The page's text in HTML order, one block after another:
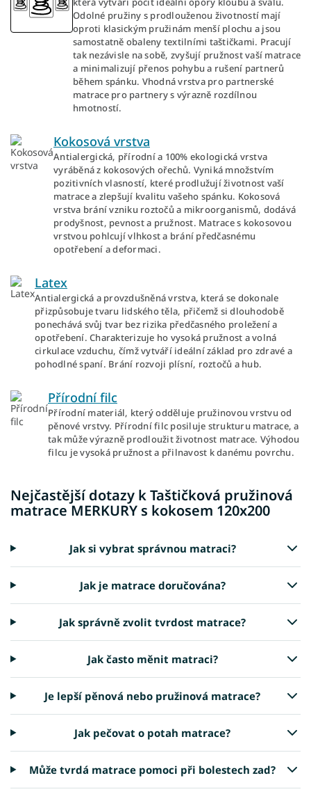
Odolné pružiny s prodlouženou životností mají
oproti klasickým pružinám menší plochu a jsou
samostatně obaleny textilními taštičkami. Pracují
tak nezávisle na sobě, zvyšují pružnost vaší matrace
a minimalizují přenos pohybu a rušení partnerů
během spánku. Vhodná vrstva pro partnerské
matrace pro partnery s výrazně rozdílnou
hmotností.
Kokosová vrstva
Antialergická, přírodní a 100% ekologická vrstva
vyráběná z kokosových ořechů. Vyniká množstvím
pozitivních vlasností, které prodlužují životnost vaší
matrace a zlepšují kvalitu vašeho spánku. Kokosová
vrstva brání vzniku roztočů a mikroorganismů, dodává
prodyšnost, pevnost a pružnost. Matrace s kokosovou
vrstvou pohlcují vlhkost a brání předčasnému
opotřebení a deformaci.
Latex
Antialergická a provzdušněná vrstva, která se dokonale
přizpůsobuje tvaru lidského těla, přičemž si dlouhodobě
ponechává svůj tvar bez rizika předčasného proležení a
opotřebení. Charakterizuje ho vysoká pružnost a volná
cirkulace vzduchu, čímž vytváří ideální základ pro zdravé a
pohodlné spaní. Brání rozvoji plísní, roztočů a hub.
Přírodní filc
Přírodní materiál, který odděluje pružinovou vrstvu od
pěnové vrstvy. Přírodní filc posiluje strukturu matrace, a
tak může výrazně prodloužit životnost matrace. Výhodou
filcu je vysoká pružnost a přilnavost k danému povrchu.
Nejčastější dotazy k Taštičková pružinová
matrace MERKURY s kokosem 120x200
Jak si vybrat správnou matraci?
Jak je matrace doručována?
Jak správně zvolit tvrdost matrace?
Jak často měnit matraci?
Je lepší pěnová nebo pružinová matrace?
Jak pečovat o potah matrace?
Může tvrdá matrace pomoci při bolestech zad?